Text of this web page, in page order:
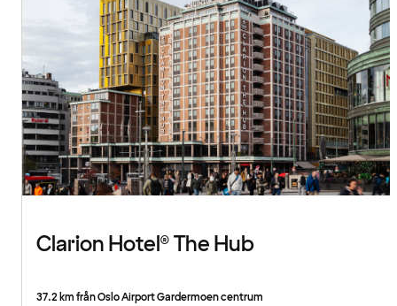
Clarion Hotel® The Hub
37.2 km från Oslo Airport Gardermoen centrum